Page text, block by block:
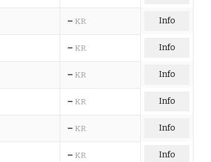
– KR Info
– KR Info
– KR Info
– KR Info
– KR Info
– KR Info